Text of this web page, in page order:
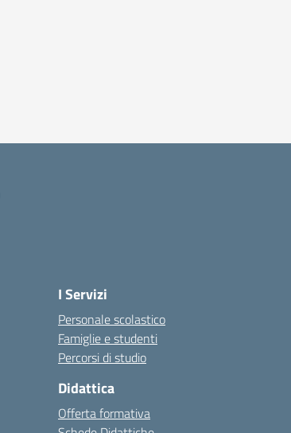
I Servizi
Personale scolastico
Famiglie e studenti
Percorsi di studio
Didattica
Offerta formativa